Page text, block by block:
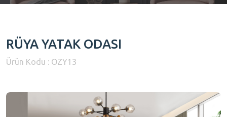
RÜYA YATAK ODASI
Ürün Kodu : OZY13